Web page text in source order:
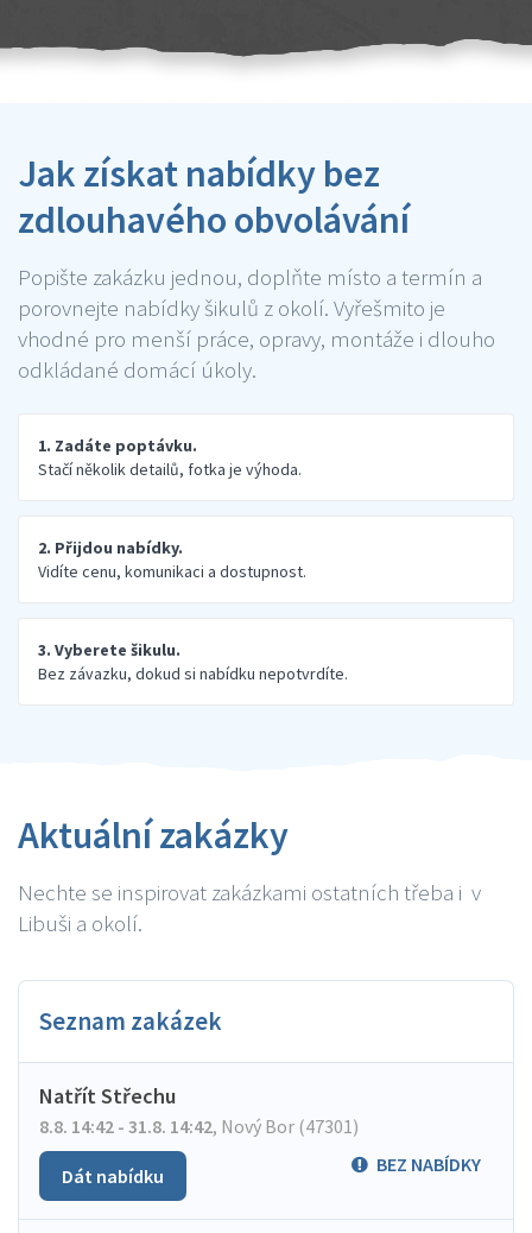
Jak získat nabídky bez
zdlouhavého obvolávání
Popište zakázku jednou, doplňte místo a termín a
porovnejte nabídky šikulů z okolí. Vyřešmito je
vhodné pro menší práce, opravy, montáže i dlouho
odkládané domácí úkoly.
1. Zadáte poptávku.
Stačí několik detailů, fotka je výhoda.
2. Přijdou nabídky.
Vidíte cenu, komunikaci a dostupnost.
3. Vyberete šikulu.
Bez závazku, dokud si nabídku nepotvrdíte.
Aktuální zakázky
Nechte se inspirovat zakázkami ostatních třeba i v
Libuši a okolí.
Seznam zakázek
Natřít Střechu
8.8. 14:42 - 31.8. 14:42, Nový Bor (47301)
BEZ NABÍDKY
Dát nabídku